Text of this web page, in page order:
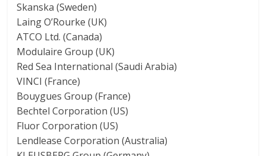
Skanska (Sweden)
Laing O’Rourke (UK)
ATCO Ltd. (Canada)
Modulaire Group (UK)
Red Sea International (Saudi Arabia)
VINCI (France)
Bouygues Group (France)
Bechtel Corporation (US)
Fluor Corporation (US)
Lendlease Corporation (Australia)